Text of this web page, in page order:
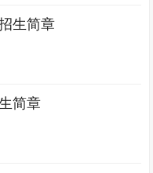
生简章
简章